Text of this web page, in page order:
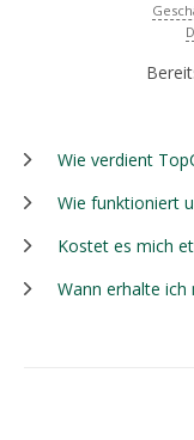
Wie verdient
Wie funktioniert
Kostet es mich
Wann erhalte ich